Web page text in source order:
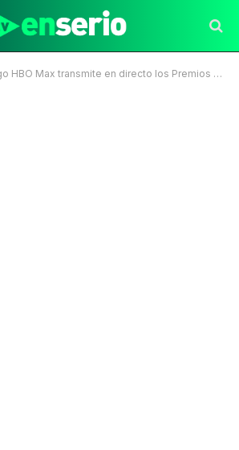
Max transmite en directo los Premios Macondo 2023